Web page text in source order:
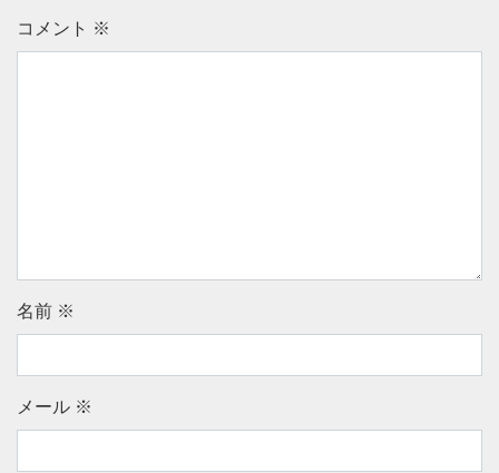
コメント ※
名前 ※
メール ※